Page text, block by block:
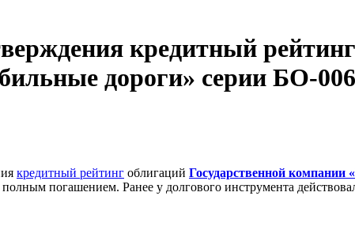
кредитный
дороги» серии БО-
кредитный рейтинг облигаций Государственной компании
погашением. Ранее у долгового инструмента